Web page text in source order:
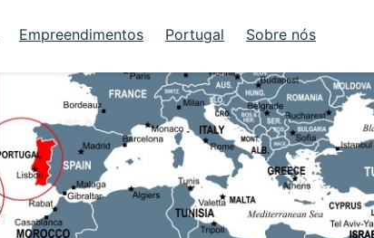
Empreendimentos Portugal Sobre nós